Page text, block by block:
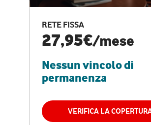
RETE FISSA
27,95€/mese
Nessun vincolo di
permanenza
VERIFICA LA
CASA PRO
Internet
vantaggi
RETE FISSA +
29,95€
permanenza